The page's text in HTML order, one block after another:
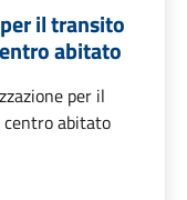
il transito
abitato
per il
abitato